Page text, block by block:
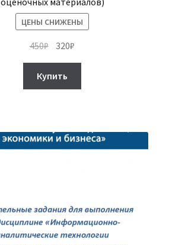
ЦЕНЫ СНИЖЕНЫ
450₽ Первоначальная
цена
составляла
450₽.
320₽
цена:
Купить